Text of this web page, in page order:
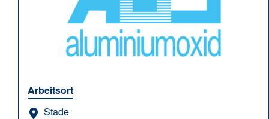
Arbeitsort
Stade